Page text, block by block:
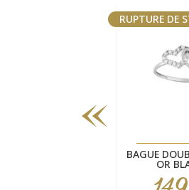

BAGUE
OR
Prix
RUPTURE DE